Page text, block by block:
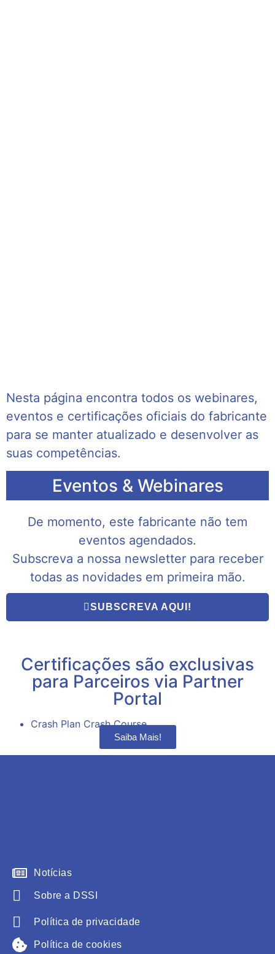
Nesta página encontra todos os webinares,
eventos e certificações oficiais do fabricante
para se manter atualizado e desenvolver as
suas competências.
Eventos & Webinares
De momento, este fabricante não tem
eventos agendados.
Subscreva a nossa newsletter para receber
todas as novidades em primeira mão.
SUBSCREVA AQUI!
Certificações são exclusivas
para Parceiros via Partner
Portal
Crash Plan Crash Course
Saiba Mais!
Notícias
Sobre a DSSI
Política de privacidade
Política de cookies